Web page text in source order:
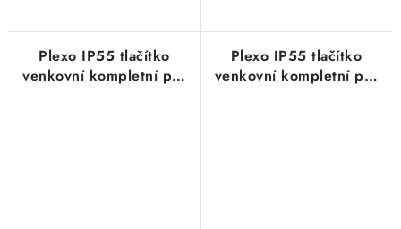
Plexo IP55 tlačítko
venkovní kompletní pro
Plexo IP55 tlačítko
venkovní kompletní pro